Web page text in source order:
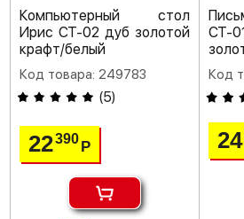
Компьютерный стол
Ирис СТ-02 дуб золотой
крафт/белый
Код товара: 249783
(5)
22390 Р
СТ-
Код
24